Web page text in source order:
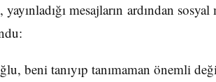
mesajların ardından sosyal
beni tanıyıp tanımaman önemli